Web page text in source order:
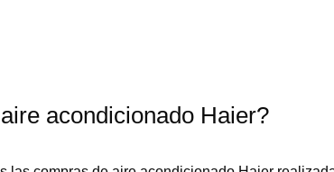
acondicionado Haier?